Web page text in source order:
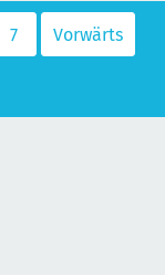
7 Vorwärts